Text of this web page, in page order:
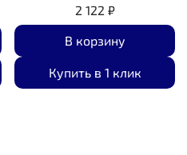
2 122 ₽
В корзину
Купить в 1 клик